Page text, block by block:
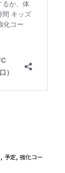
, 予定, 強化コー